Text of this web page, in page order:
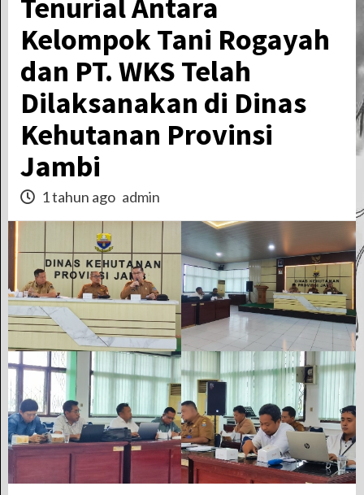
Tenurial Antara
Kelompok Tani Rogayah
dan PT. WKS Telah
Dilaksanakan di Dinas
Kehutanan Provinsi
Jambi
1 tahun ago admin